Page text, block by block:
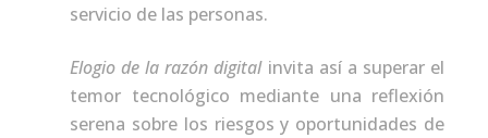
servicio de las personas.
Elogio de la razón digitalinvita así a superar el
temor tecnológico mediante una reflexión
serena sobre los riesgos y oportunidades de